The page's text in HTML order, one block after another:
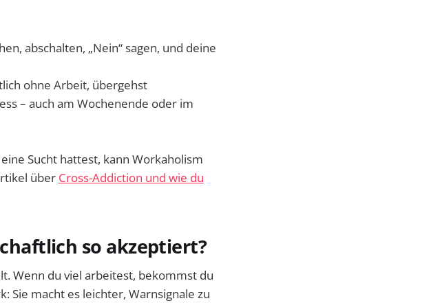
abschalten, „Nein“ sagen, und deine
ohne Arbeit, übergehst
– auch am Wochenende oder im
Sucht hattest, kann Workaholism
über Cross-Addiction und wie du
so akzeptiert?
Wenn du viel arbeitest, bekommst du
Sie macht es leichter, Warnsignale zu